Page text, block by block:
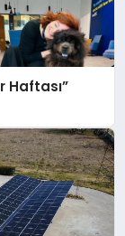
Haftası”